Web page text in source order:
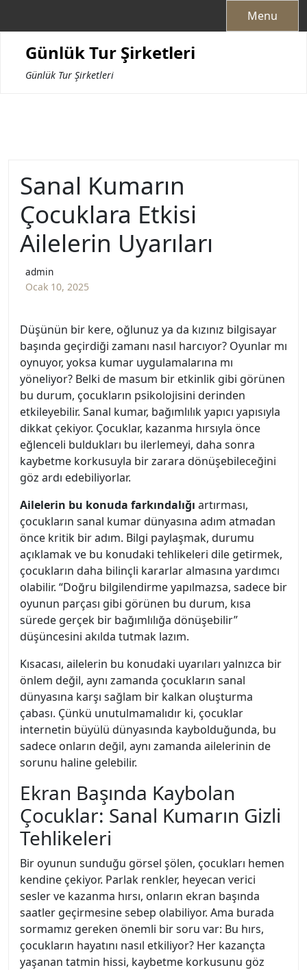
Menu
Günlük Tur Şirketleri
Günlük Tur Şirketleri
Sanal Kumarın
Çocuklara Etkisi
Ailelerin Uyarıları
admin
Ocak 10, 2025
Düşünün bir kere, oğlunuz ya da kızınız bilgisayar
başında geçirdiği zamanı nasıl harcıyor? Oyunlar mı
oynuyor, yoksa kumar uygulamalarına mı
yöneliyor? Belki de masum bir etkinlik gibi görünen
bu durum, çocukların psikolojisini derinden
etkileyebilir. Sanal kumar, bağımlılık yapıcı yapısıyla
dikkat çekiyor. Çocuklar, kazanma hırsıyla önce
eğlenceli buldukları bu ilerlemeyi, daha sonra
kaybetme korkusuyla bir zarara dönüşebileceğini
göz ardı edebiliyorlar.
Ailelerin bu konuda farkındalığı artırması,
çocukların sanal kumar dünyasına adım atmadan
önce kritik bir adım. Bilgi paylaşmak, durumu
açıklamak ve bu konudaki tehlikeleri dile getirmek,
çocukların daha bilinçli kararlar almasına yardımcı
olabilir. “Doğru bilgilendirme yapılmazsa, sadece bir
oyunun parçası gibi görünen bu durum, kısa
sürede gerçek bir bağımlılığa dönüşebilir”
düşüncesini akılda tutmak lazım.
Kısacası, ailelerin bu konudaki uyarıları yalnızca bir
önlem değil, aynı zamanda çocukların sanal
dünyasına karşı sağlam bir kalkan oluşturma
çabası. Çünkü unutulmamalıdır ki, çocuklar
internetin büyülü dünyasında kaybolduğunda, bu
sadece onların değil, aynı zamanda ailelerinin de
sorunu haline gelebilir.
Ekran Başında Kaybolan
Çocuklar: Sanal Kumarın Gizli
Tehlikeleri
Bir oyunun sunduğu görsel şölen, çocukları hemen
kendine çekiyor. Parlak renkler, heyecan verici
sesler ve kazanma hırsı, onların ekran başında
saatler geçirmesine sebep olabiliyor. Ama burada
sormamız gereken önemli bir soru var: Bu hırs,
çocukların hayatını nasıl etkiliyor? Her kazançta
yaşanan tatmin hissi, kaybetme korkusunu göz